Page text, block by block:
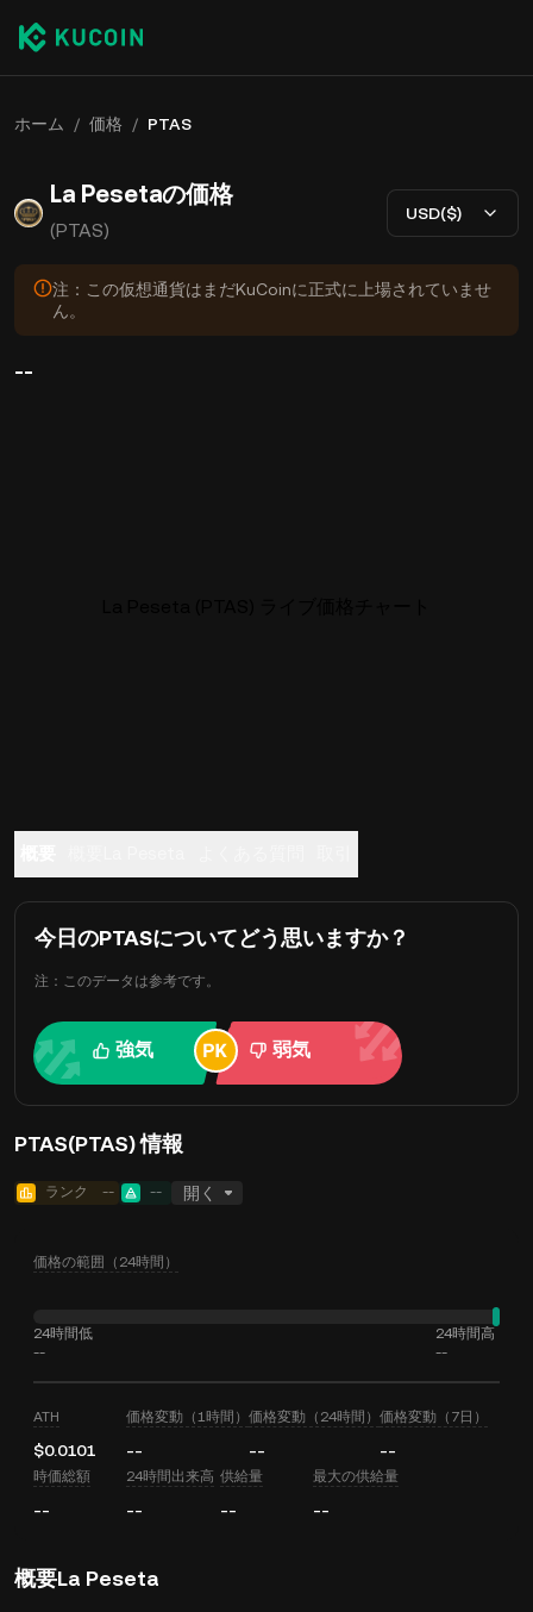
ホーム / 価格 / PTAS
La Pesetaの価格
(PTAS)
USD($)
注：この仮想通貨はまだKuCoinに正式に上場されていませ
ん。
--
今日のPTASについてどう思いますか？
注：このデータは参考です。
強気 弱気
PTAS(PTAS) 情報
ランク -- -- 開く
価格の範囲（24時間）
24時間低
--
24時間高
--
ATH
$0.0101
価格変動（1時間）
--
価格変動（24時間）
--
価格変動（7日）
--
時価総額
--
24時間出来高
--
供給量
--
最大の供給量
--
概要La Peseta